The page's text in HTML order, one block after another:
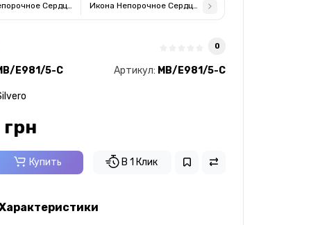
Сердце Пресвятой Девы Марии 15X21см MB/E981/2X
Икона Непорочное Сердце Пресвятой Девы Марии
0
E981/5-C Артикул: MB/E981/5-C
Купить В 1 Клик